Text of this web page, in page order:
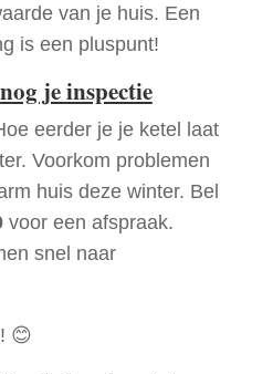
van je huis. Een
is een pluspunt!
je inspectie
eerder je je ketel laat
Voorkom problemen
huis deze winter. Bel
voor een afspraak.
snel naar
😊